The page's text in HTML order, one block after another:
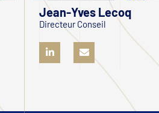
Jean-Yves Lecoq
Directeur Conseil